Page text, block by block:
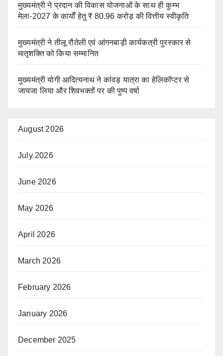
मुख्यमंत्री ने प्रदान की विकास योजनाओं के साथ ही कुम्भ
मेला-2027 के कार्यों हेतु ₹ 80.96 करोड़ की वित्तीय स्वीकृति
मुख्यमंत्री ने तीलू रौतेली एवं आंगनबाड़ी कार्यकत्री पुरस्कार से
मातृशक्ति को किया सम्मानित
मुख्यमंत्री योगी आदित्यनाथ ने कांवड़ यात्रा का हेलिकॉप्टर से
जायजा लिया और शिवभक्तों पर की पुष्प वर्षा
August 2026
July 2026
June 2026
May 2026
April 2026
March 2026
February 2026
January 2026
December 2025